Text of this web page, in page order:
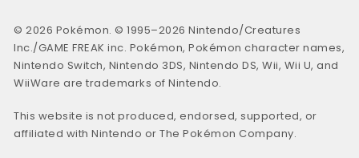
© 2026 Pokémon. © 1995–2026 Nintendo/Creatures
Inc./GAME FREAK inc. Pokémon, Pokémon character names,
Nintendo Switch, Nintendo 3DS, Nintendo DS, Wii, Wii U, and
WiiWare are trademarks of Nintendo.
This website is not produced, endorsed, supported, or
affiliated with Nintendo or The Pokémon Company.